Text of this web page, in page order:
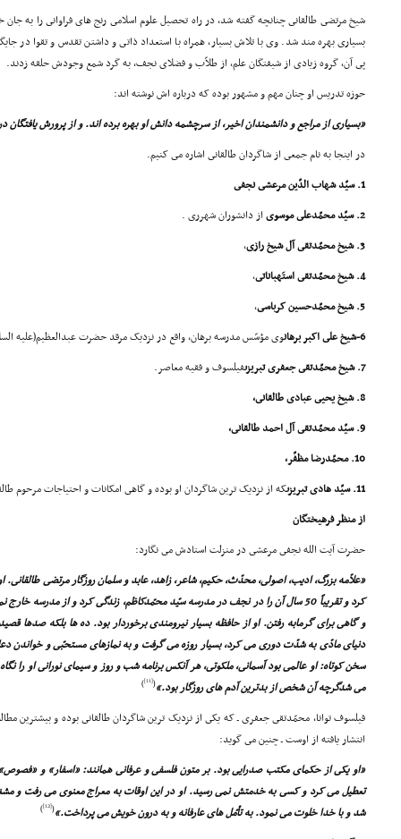
شیخ مرتضى طالقانى چنانچه گفته شد، در راه تحصیل علوم اسلامى رنج هاى فراوانى را به
بسیارى بهره مند شد. وى با تلاش بسیار، همراه با استعداد ذاتى و داشتن تقدس و تقوا در
پى آن، گروه زیادى از شیفتگان علم، از طلاّب و فضلاى نجف، به گرد شمع وجودش حلقه زدند.
حوزه تدریس او چنان مهم و مشهور بوده که درباره اش نوشته اند:
«بسیارى از مراجع و دانشمندان اخیر، از سرچشمه دانش او بهره برده اند. و از پرورش
در اینجا به نام جمعى از شاگردان طالقانى اشاره مى کنیم.
1. سیّد شهاب الدّین مرعشى نجفى
2. سیّد محمّدعلى موسوى
از دانشوران شهررى .
3. شیخ محمّدتقى آل شیخ رازى
،
4. شیخ محمّدتقى استَهباناتى
،
5. شیخ محمّدحسین کرباسى
،
6-شیخ على اکبر برهان
وى مؤسّس مدرسه برهان، واقع در نزدیک مرقد حضرت عبدالعظیم(علیه
7. شیخ محمّدتقى جعفرى تبریزى
فیلسوف و فقیه معاصر.
8. شیخ یحیى عبادى طالقانى،
9. سیّد محمّدتقى آل احمد طالقانى،
10. محمّدرضا مظفّر،
11. سیّد هادى تبریزى
که از نزدیک ترین شاگردان او بوده و گاهى امکانات و احتیاجات مرحوم
از منظر فرهیختگان
حضرت آیت الله نجفى مرعشى در منزلت استادش مى نگارد:
کرد و تقریباً 50 سال آن را در نجف در مدرسه سیّد محمّدکاظم، زندگى کرد و از مدرسه
و گاهى براى گرمابه رفتن. او از حافظه بسیار نیرومندى برخوردار بود. ده ها بلکه صدها
دنیاى مادّى به شدّت دورى مى کرد، بسیار روزه مى گرفت و به نمازهاى مستحبّى و خواندن
سخن کوتاه: او عالمى بود آسمانى، ملکوتى، هر آنکس برنامه شب و روز و سیماى نورانى او را
مى شدگرچه آن شخص از بدترین آدم هاى روزگار بود.»(
[11]
)
فیلسوف توانا، محمّدتقى جعفرى ـ که یکى از نزدیک ترین شاگردان طالقانى بوده و بیشترین
انتشار یافته از اوست ـ چنین مى گوید:
«او یکى از حکماى مکتب صدرایى بود. بر متون فلسفى و عرفانى همانند: «اسفار» و
تعطیل مى کرد و کسى به خدمتش نمى رسید. او در این اوقات به معراج معنوى مى رفت و
شد و با خدا خلوت مى نمود. به تأمّل هاى عارفانه و به درون خویش مى پرداخت.»(
[12]
)